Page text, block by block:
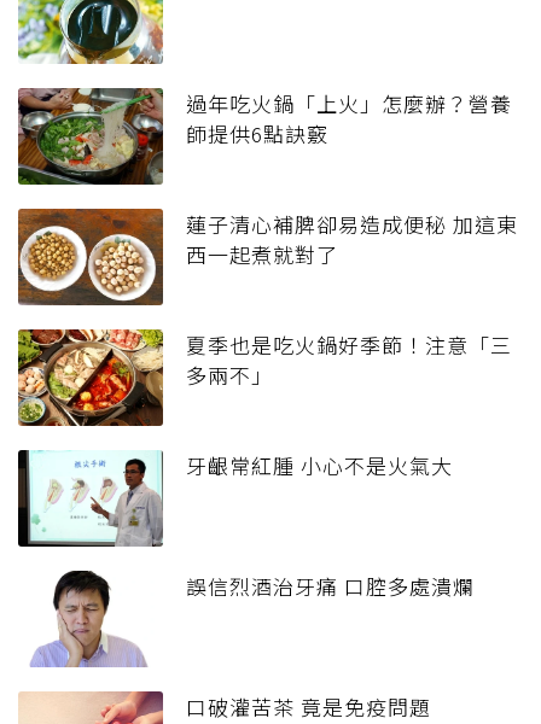
過年吃火鍋「上火」怎麼辦？營養
師提供6點訣竅
蓮子清心補脾卻易造成便秘 加這東
西一起煮就對了
夏季也是吃火鍋好季節！注意「三
多兩不」
牙齦常紅腫 小心不是火氣大
誤信烈酒治牙痛 口腔多處潰爛
口破灌苦茶 竟是免疫問題